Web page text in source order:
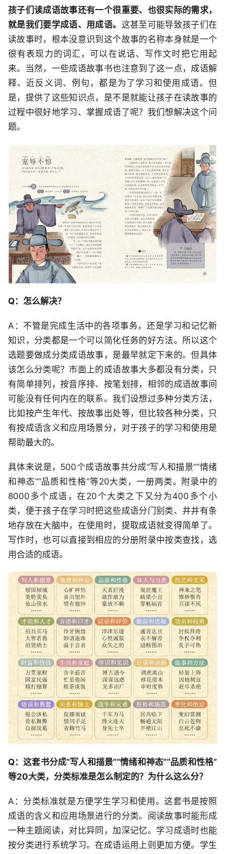
孩子们读成语故事还有一个很重要、也很实际的需求，
就是我们要学成语、用成语。 这甚至可能导致孩子们在
读故事时，根本没意识到这个故事的名称本身就是一个
很有表现力的词汇，可以在说话、写作文时把它用起
来。当然，一些成语故事书也注意到了这一点，成语解
释、近反义词、例句，都是为了学习和使用成语。但
是，提供了这些知识点，是不是就能让孩子在读故事的
过程中很好地学习、掌握成语了呢？我们想解决这个问
题。
Q：怎么解决？
A：不管是完成生活中的各项事务，还是学习和记忆新
知识，分类都是一个可以简化任务的好方法。所以这个
选题要做成分类成语故事，是最早就定下来的。但具体
该怎么分类呢？市面上的成语故事大多都没有分类，只
有简单排列，按音序排、按笔划排，相邻的成语故事间
可能没有任何内在的联系。我们设想过多种分类方法，
比如按产生年代、按故事出处等，但比较各种分类，只
有按成语含义和应用场景分，对于孩子的学习和使用是
帮助最大的。
具体来说是，500个成语故事共分成“写人和描景”“情绪
和神态”“品质和性格”等20大类，一册两类。附录中的
8000多个成语，在20个大类之下又分为400多个小
类，便于孩子在学习时把这些成语分门别类、井井有条
地存放在大脑中，在使用时，提取成语就变得简单了。
写作时，也可以直接到相应的分册附录中按类查找，选
用合适的成语。
Q：这套书分成“写人和描景”“情绪和神态”“品质和性格”
等20大类，分类标准是怎么制定的？为什么这么分？
A：分类标准就是方便学生学习和使用。这套书是按照
成语的含义和应用场景进行的分类。阅读故事时能形成
一种主题阅读，对比异同，加深记忆。学习成语时也能
按分类进行系统学习。在成语运用上则更加方便。学生